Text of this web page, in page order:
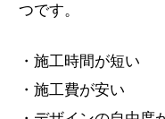
つです。
・施工時間が短い
・施工費が安い